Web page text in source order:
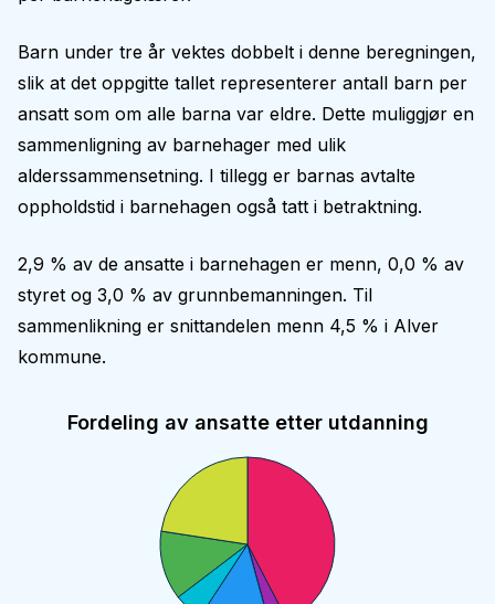
Barn under tre år vektes dobbelt i denne beregningen,
slik at det oppgitte tallet representerer antall barn per
ansatt som om alle barna var eldre. Dette muliggjør en
sammenligning av barnehager med ulik
alderssammensetning. I tillegg er barnas avtalte
oppholdstid i barnehagen også tatt i betraktning.
2,9 % av de ansatte i barnehagen er menn, 0,0 % av
styret og 3,0 % av grunnbemanningen. Til
sammenlikning er snittandelen menn 4,5 % i Alver
kommune.
Fordeling av ansatte etter utdanning